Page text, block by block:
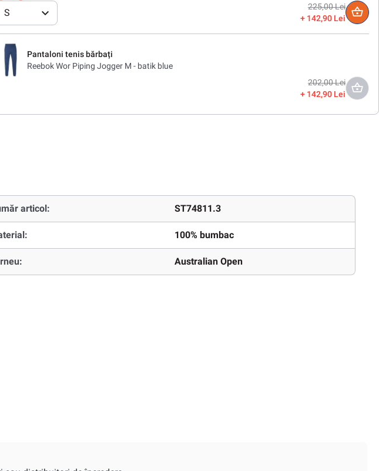
S
225,00 Lei
142,90 Lei
Pantaloni tenis bărbați
Reebok Wor Piping Jogger M - batik blue
202,00 Lei
142,90 Lei
articol: ST74811.3
100% bumbac
Australian Open